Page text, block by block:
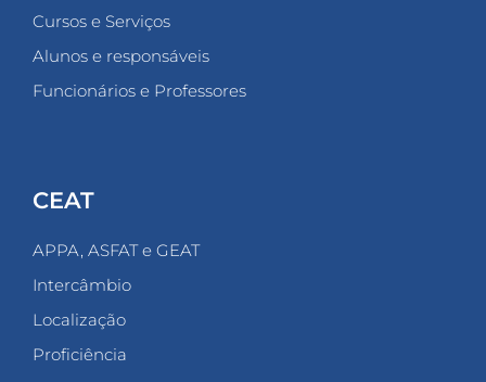
Cursos e Serviços
Alunos e responsáveis
Funcionários e Professores
CEAT
APPA, ASFAT e GEAT
Intercâmbio
Localização
Proficiência